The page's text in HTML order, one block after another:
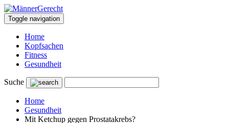
Toggle navigation
Home
Kopfsachen
Fitness
Gesundheit
Suche
Home
Gesundheit
Mit Ketchup gegen Prostatakrebs?